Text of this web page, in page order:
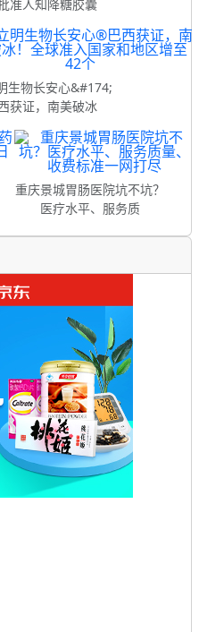
准人知降糖胶囊
生物长安心&#174;
获证，南美破冰
重庆景城胃肠医院坑不坑？
医疗水平、服务质